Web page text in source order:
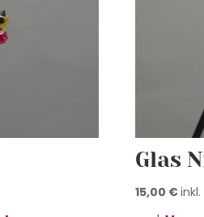
Glas
15,00 €inkl.